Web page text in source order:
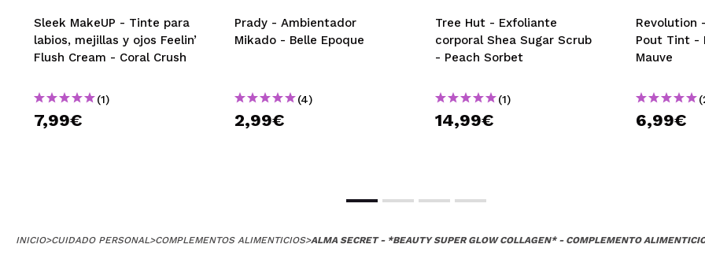
Contentísima con este colágeno porque tiene mejor precio que otro que usaba
¿Recomendarías su compra?
Sleek MakeUP - Tinte para
labios, mejillas y ojos Feelin’
Flush Cream - Coral Crush
(1)
7,99€
Prady - Ambientador
Mikado - Belle Epoque
(4)
2,99€
Tree Hut - Exfoliante
corporal Shea Sugar Scrub
- Peach Sorbet
(1)
14,99€
Revolution
Pout Tint -
Mauve
6,99€
INICIO>CUIDADO PERSONAL>COMPLEMENTOS ALIMENTICIOS>ALMA SECRET - *BEAUTY SUPER GLOW COLLAGEN* - COMPLEMENTO